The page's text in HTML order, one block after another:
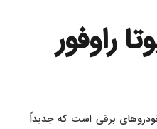
راوفور
خودروهای برقی است که جدیداً